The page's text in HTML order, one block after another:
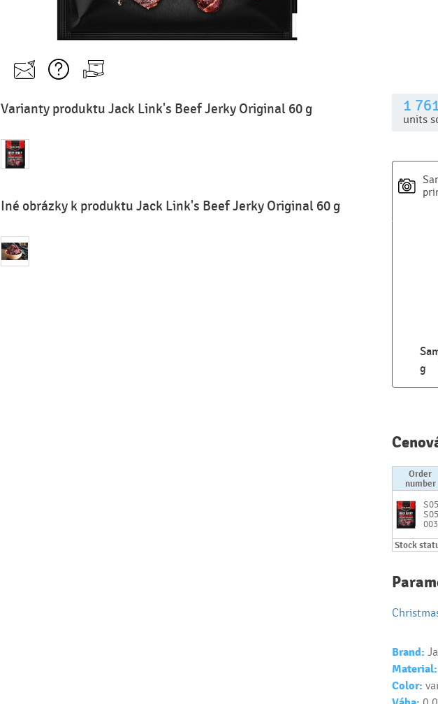
Varianty produktu Jack Link's Beef Jerky Original 60 g
Iné obrázky k produktu Jack Link's Beef Jerky Original 60 g
1
units
g
Order
number
003
Stock
Brand:
Material:
Color: